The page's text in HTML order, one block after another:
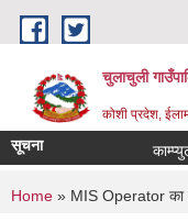
Skip to main content
चुलाचुली
कोशी प्रदेश,
सूचना
You are
Home » MIS Operator का